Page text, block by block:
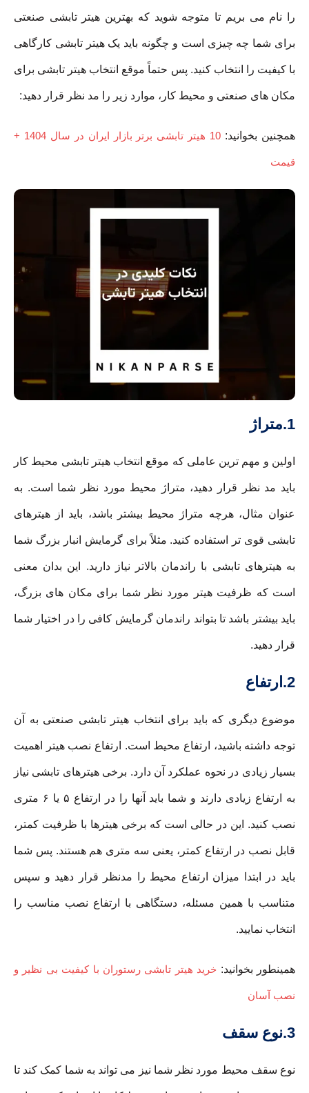
را نام می بریم تا متوجه شوید که بهترین هیتر تابشی صنعتی
برای شما چه چیزی است و چگونه باید یک هیتر تابشی کارگاهی
با کیفیت را انتخاب کنید. پس حتماً موقع انتخاب هیتر تابشی برای
مکان های صنعتی و محیط کار، موارد زیر را مد نظر قرار دهید:
همچنین بخوانید: 10 هیتر تابشی برتر بازار ایران در سال 1404 +
قیمت
1.متراژ
اولین و مهم ترین عاملی که موقع انتخاب هیتر تابشی محیط کار
باید مد نظر قرار دهید، متراژ محیط مورد نظر شما است. به
عنوان مثال، هرچه متراژ محیط بیشتر باشد، باید از هیترهای
تابشی قوی تر استفاده کنید. مثلاً برای گرمایش انبار بزرگ شما
به هیترهای تابشی با راندمان بالاتر نیاز دارید. این بدان معنی
است که ظرفیت هیتر مورد نظر شما برای مکان های بزرگ،
باید بیشتر باشد تا بتواند راندمان گرمایش کافی را در اختیار شما
قرار دهید.
2.ارتفاع
موضوع دیگری که باید برای انتخاب هیتر تابشی صنعتی به آن
توجه داشته باشید، ارتفاع محیط است. ارتفاع نصب هیتر اهمیت
بسیار زیادی در نحوه عملکرد آن دارد. برخی هیترهای تابشی نیاز
به ارتفاع زیادی دارند و شما باید آنها را در ارتفاع ۵ یا ۶ متری
نصب کنید. این در حالی است که برخی هیترها با ظرفیت کمتر،
قابل نصب در ارتفاع کمتر، یعنی سه متری هم هستند. پس شما
باید در ابتدا میزان ارتفاع محیط را مدنظر قرار دهید و سپس
متناسب با همین مسئله، دستگاهی با ارتفاع نصب مناسب را
انتخاب نمایید.
همینطور بخوانید: خرید هیتر تابشی رستوران با کیفیت بی نظیر و
نصب آسان
3.نوع سقف
نوع سقف محیط مورد نظر شما نیز می تواند به شما کمک کند تا